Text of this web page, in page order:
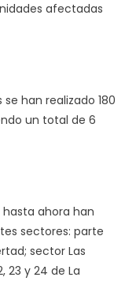
afectadas
han realizado 180
un total de 6
ahora han
sectores: parte
sector Las
23 y 24 de La